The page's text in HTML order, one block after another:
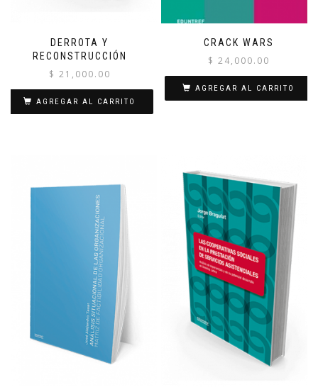
DERROTA Y
RECONSTRUCCIÓN
$ 21,000.00
AGREGAR AL CARRITO
CRACK WARS
$ 24,000.00
AGREGAR AL CARRITO